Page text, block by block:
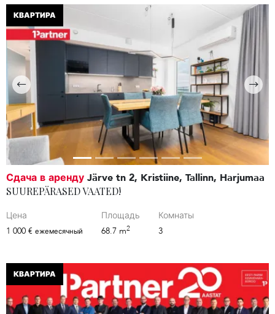
КВАРТИРА
Сдача в аренду Järve tn 2, Kristiine, Tallinn, Harjumaa
SUUREPÄRASED VAATED!
Цена
1 000 € ежемесячный
Площадь
68.7 m2
Комнаты
3
КВАРТИРА